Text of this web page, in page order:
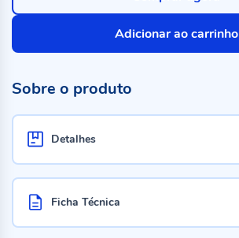
Adicionar ao carrinho
Sobre o produto
Detalhes
Ficha Técnica